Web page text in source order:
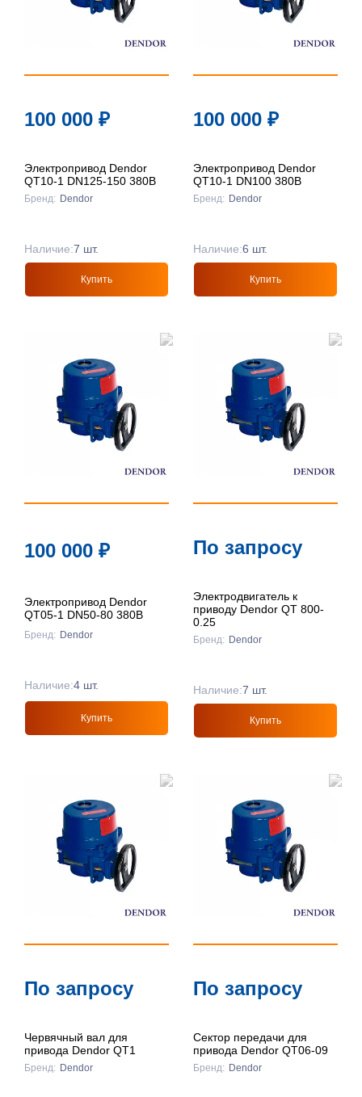
100 000 ₽
Электропривод Dendor
QT10-1 DN125-150 380В
Бренд: Dendor
Наличие:7 шт.
Купить
100 000 ₽
Электропривод Dendor
QT10-1 DN100 380В
Бренд: Dendor
Наличие:6 шт.
Купить
100 000 ₽
Электропривод Dendor
QT05-1 DN50-80 380В
Бренд: Dendor
Наличие:4 шт.
Купить
По запросу
Электродвигатель к
приводу Dendor QT 800-
0.25
Бренд: Dendor
Наличие:7 шт.
Купить
По запросу
Червячный вал для
привода Dendor QT1
Бренд: Dendor
По запросу
Сектор передачи для
привода Dendor QT06-09
Бренд: Dendor